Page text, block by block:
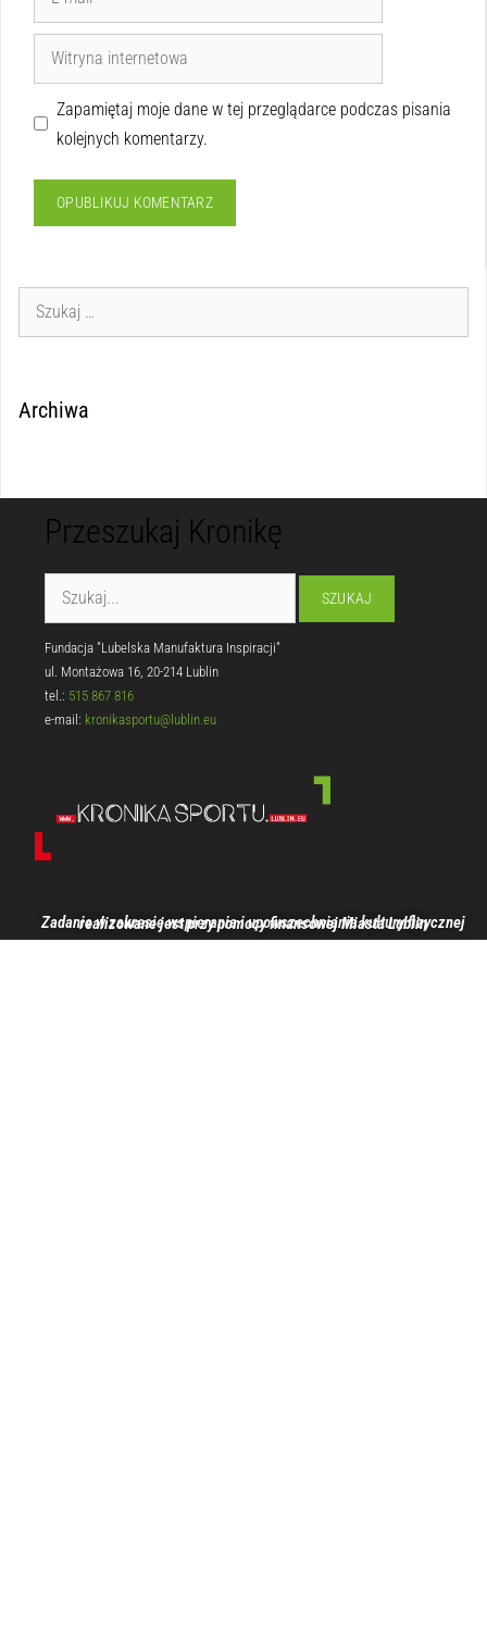
Zapamiętaj moje dane w tej przeglądarce podczas pisania
kolejnych komentarzy.
Archiwa
Przeszukaj Kronikę
Fundacja "Lubelska Manufaktura Inspiracji"
ul. Montażowa 16, 20-214 Lublin
tel.: 515 867 816
e-mail: kronikasportu@lublin.eu
Zadanie w zakresie wspierania i upowszechniania kultury fizycznej realizowane jest przy pomocy finansowej Miasta Lublin